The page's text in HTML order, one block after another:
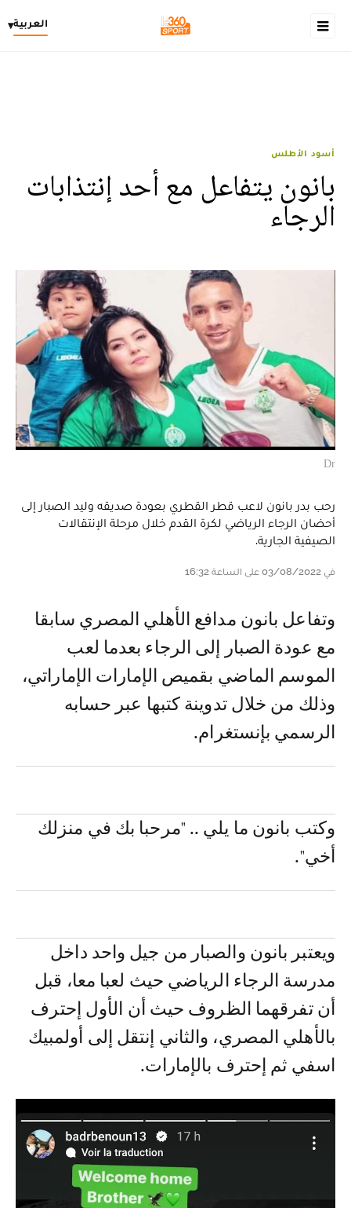
العربية▾
أسود الأطلس
بانون يتفاعل مع أحد إنتذابات
الرجاء
Dr
رحب بدر بانون لاعب قطر القطري بعودة صديقه وليد الصبار إلى
أحضان الرجاء الرياضي لكرة القدم خلال مرحلة الإنتقالات
الصيفية الجارية.
في 03/08/2022 على الساعة 16:32
وتفاعل بانون مدافع الأهلي المصري سابقا
مع عودة الصبار إلى الرجاء بعدما لعب
الموسم الماضي بقميص الإمارات الإماراتي،
وذلك من خلال تدوينة كتبها عبر حسابه
الرسمي بإنستغرام.
وكتب بانون ما يلي .. "مرحبا بك في منزلك
أخي".
ويعتبر بانون والصبار من جيل واحد داخل
مدرسة الرجاء الرياضي حيث لعبا معا، قبل
أن تفرقهما الظروف حيث أن الأول إحترف
بالأهلي المصري، والثاني إنتقل إلى أولمبيك
اسفي ثم إحترف بالإمارات.